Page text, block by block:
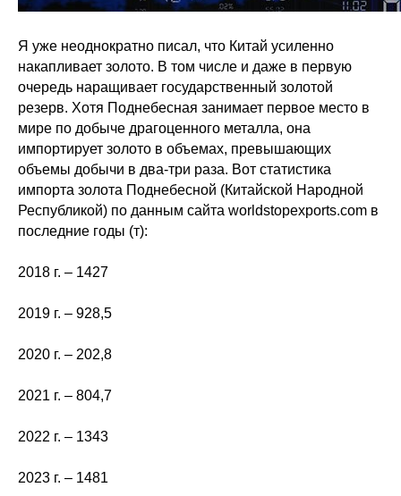
Я уже неоднократно писал, что Китай усиленно
накапливает золото. В том числе и даже в первую
очередь наращивает государственный золотой
резерв. Хотя Поднебесная занимает первое место в
мире по добыче драгоценного металла, она
импортирует золото в объемах, превышающих
объемы добычи в два-три раза. Вот статистика
импорта золота Поднебесной (Китайской Народной
Республикой) по данным сайта worldstopexports.com в
последние годы (т):
2018 г. – 1427
2019 г. – 928,5
2020 г. – 202,8
2021 г. – 804,7
2022 г. – 1343
2023 г. – 1481